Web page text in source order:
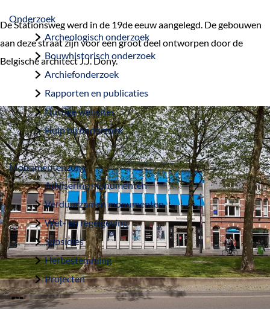
Onderzoek
Archeologisch onderzoek
Bouwhistorisch onderzoek
Archiefonderzoek
Rapporten en publicaties
Nuttige websites
Hulp bij onderzoek
Monumentenzorg
Advisering monumenten
Verduurzamen monumenten
Wet- en regelgeving
Subsidies
Herbestemming
Projecten
De Stationsweg werd in de 19de eeuw aangelegd. De gebouwen
aan deze straat zijn voor een groot deel ontworpen door de
Belgische architect J.J. Dony.